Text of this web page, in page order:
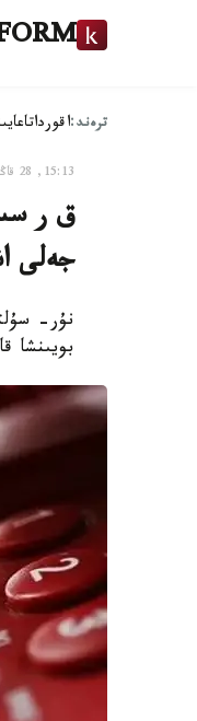
ترەند:اقوردا
15:13, 28 قاڭتار 2020
ق ر
جەلى
نۇر-
بويىنشا